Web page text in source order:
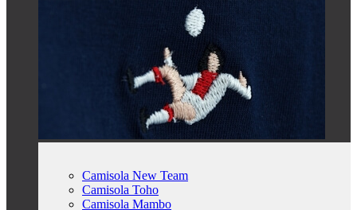
Camisola New Team
Camisola Toho
Camisola Mambo